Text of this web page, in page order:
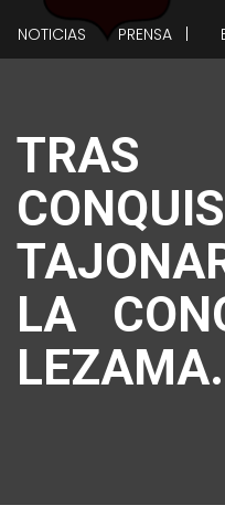
NOTICIAS PRENSA |
LA
LEZAMA.